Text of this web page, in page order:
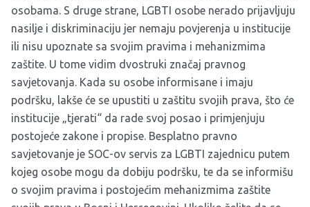
osobama. S druge strane, LGBTI osobe nerado prijavljuju
nasilje i diskriminaciju jer nemaju povjerenja u institucije
ili nisu upoznate sa svojim pravima i mehanizmima
zaštite. U tome vidim dvostruki značaj pravnog
savjetovanja. Kada su osobe informisane i imaju
podršku, lakše će se upustiti u zaštitu svojih prava, što će
institucije „tjerati“ da rade svoj posao i primjenjuju
postojeće zakone i propise. Besplatno pravno
savjetovanje je SOC-ov servis za LGBTI zajednicu putem
kojeg osobe mogu da dobiju podršku, te da se informišu
o svojim pravima i postojećim mehanizmima zaštite